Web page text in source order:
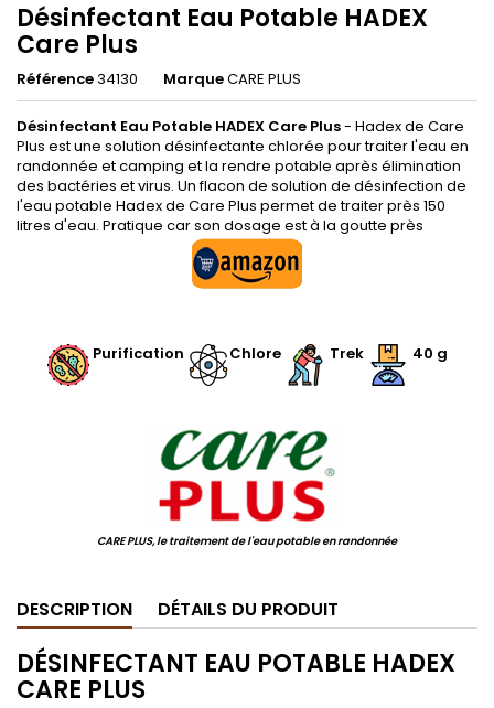
Désinfectant Eau Potable HADEX
Care Plus
Référence34130 MarqueCARE PLUS
Désinfectant Eau Potable HADEX Care Plus- Hadex de Care
Plus est une solution désinfectante chlorée pour traiter l'eau en
randonnée et camping et la rendre potable après élimination
des bactéries et virus. Un flacon de solution de désinfection de
l'eau potable Hadex de Care Plus permet de traiter près 150
litres d'eau. Pratique car son dosage est à la goutte près
Purification
Chlore Trek 40 g
CARE PLUS, le traitement de l'eau potable en randonnée
DESCRIPTION DÉTAILS DU PRODUIT
DÉSINFECTANT EAU POTABLE HADEX
CARE PLUS